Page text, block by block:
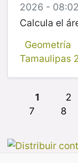
2026 -
Calcula el
Geometría
Tamaulipas
1 2
7
8